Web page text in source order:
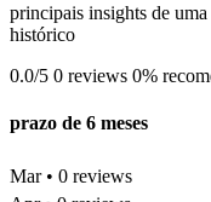
principais insights de
histórico
0.0/5 0 reviews 0%
prazo de 6 meses
Mar • 0 reviews